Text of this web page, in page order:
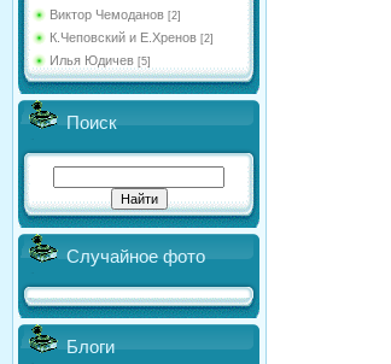
Виктор Чемоданов [2]
К.Чеповский и Е.Хренов [2]
Илья Юдичев [5]
Поиск
Случайное фото
Блоги